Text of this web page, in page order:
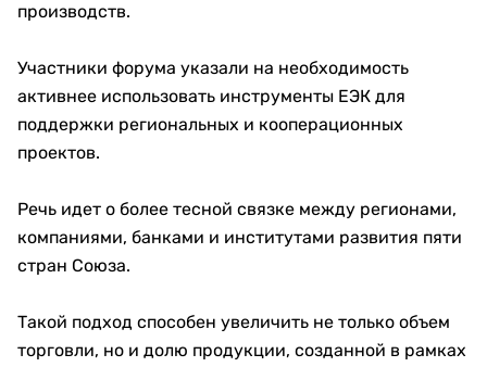
производств.
Участники форума указали на необходимость
активнее использовать инструменты ЕЭК для
поддержки региональных и кооперационных
проектов.
Речь идет о более тесной связке между регионами,
компаниями, банками и институтами развития пяти
стран Союза.
Такой подход способен увеличить не только объем
торговли, но и долю продукции, созданной в рамках